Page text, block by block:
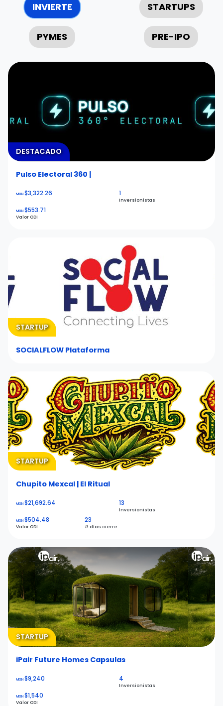
INVIERTE STARTUPS
PYMES PRE-IPO
DESTACADO
Pulso Electoral 360 |
MXN$3,322.26 1
Inversionistas
MXN$553.71
Valor ODI
STARTUP
SOCIALFLOW Plataforma
STARTUP
Chupito Mexcal | El Ritual
MXN$21,692.64 13
Inversionistas
MXN$504.48
Valor ODI
23
# días cierre
STARTUP
iPair Future Homes Capsulas
MXN$9,240 4
Inversionistas
MXN$1,540
Valor ODI